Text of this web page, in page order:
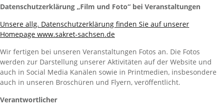
Datenschutzerklärung „Film und Foto“ bei Veranstaltungen
Unsere allg. Datenschutzerklärung finden Sie auf unserer
Homepage www.sakret-sachsen.de
Wir fertigen bei unseren Veranstaltungen Fotos an. Die Fotos
werden zur Darstellung unserer Aktivitäten auf der Website und
auch in Social Media Kanälen sowie in Printmedien, insbesondere
auch in unseren Broschüren und Flyern, veröffentlicht.
Verantwortlicher